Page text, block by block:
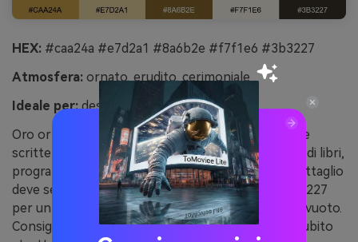
HEX: #caa24a #e7d2a1 #8a6b2e #f7f1e6 #3b3227
Atmosfera: ornato, erudito, cerimoniale
Ideale per:design copertina libro
Oro ornato e neutri pergamenacei evocano pagine
scritte a mano e iniziali dorate. Usalo su copertine di libri,
programmi di eventi e branding heritage dove il dettaglio
deve sembrare artigianale. Abbina #caa24a a #3b3227
per un titolo classico, lascia #f7f1e6 come spazio vuoto.
Consiglio: un bordo sottile in #8a6b2e aggiunge subito